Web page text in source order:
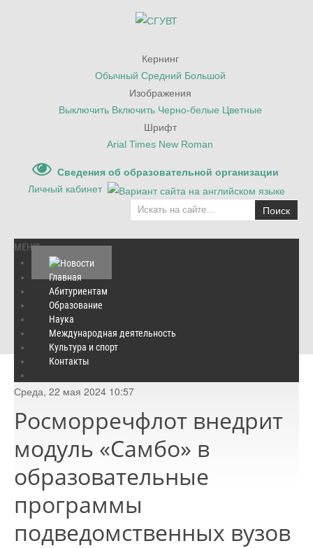
Кернинг
Обычный Средний Большой
Изображения
Выключить Включить Черно-белые Цветные
Шрифт
Arial Times New Roman
Сведения об образовательной организации
Личный кабинет
Поиск
МЕНЮ
Главная
Абитуриентам
Образование
Наука
Международная деятельность
Культура и спорт
Контакты
Главная / Новости
Росморречфлот внедрит модуль «Самбо» в образовательные
программы подведомственных вузов
Среда, 22 мая 2024 10:57
Росморречфлот внедрит
модуль «Самбо» в
образовательные
программы
подведомственных вузов